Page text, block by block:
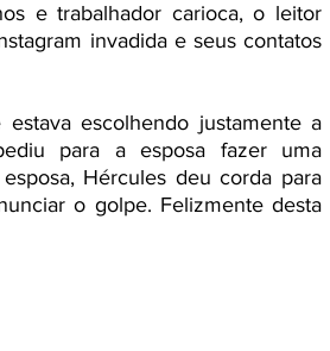
e trabalhador carioca, o leitor
invadida e seus contatos
escolhendo justamente a
para a esposa fazer uma
Hércules deu corda para
o golpe. Felizmente desta